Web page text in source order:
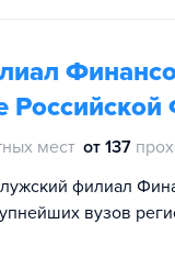
мест от 137
филиал
вузов